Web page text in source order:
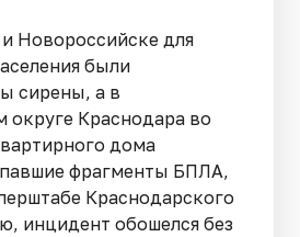
Новороссийске для
были
сирены, а в
округе Краснодара во
дома
фрагменты БПЛА,
Краснодарского
инцидент обошелся без